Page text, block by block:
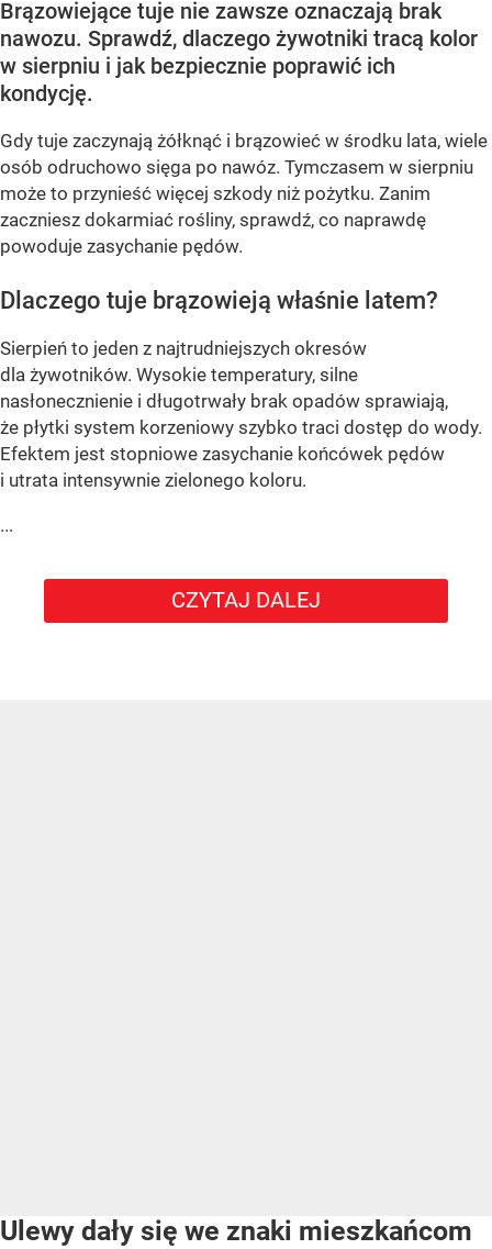
Brązowiejące tuje nie zawsze oznaczają brak
nawozu. Sprawdź, dlaczego żywotniki tracą kolor
w sierpniu i jak bezpiecznie poprawić ich
kondycję.
Gdy tuje zaczynają żółknąć i brązowieć w środku lata, wiele
osób odruchowo sięga po nawóz. Tymczasem w sierpniu
może to przynieść więcej szkody niż pożytku. Zanim
zaczniesz dokarmiać rośliny, sprawdź, co naprawdę
powoduje zasychanie pędów.
Dlaczego tuje brązowieją właśnie latem?
Sierpień to jeden z najtrudniejszych okresów
dla żywotników. Wysokie temperatury, silne
nasłonecznienie i długotrwały brak opadów sprawiają,
że płytki system korzeniowy szybko traci dostęp do wody.
Efektem jest stopniowe zasychanie końcówek pędów
i utrata intensywnie zielonego koloru.
...
CZYTAJ DALEJ
Ulewy dały się we znaki mieszkańcom